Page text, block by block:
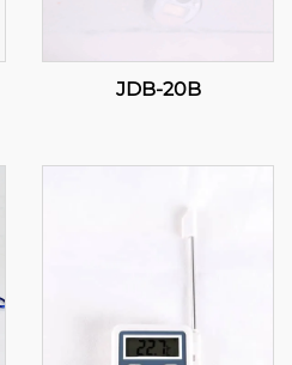
JDB-20B